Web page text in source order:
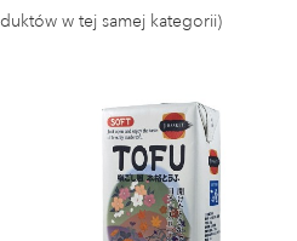
w tej samej kategorii)